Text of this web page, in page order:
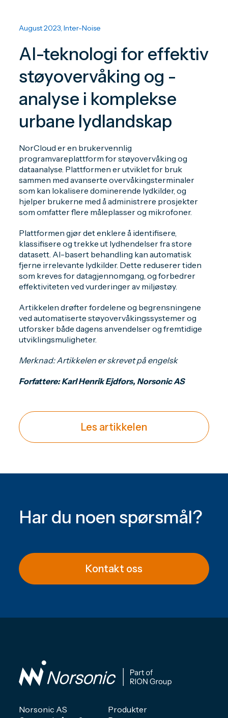
August 2023, Inter-Noise
AI-teknologi for effektiv
støyovervåking og -
analyse i komplekse
urbane lydlandskap
NorCloud er en brukervennlig
programvareplattform for støyovervåking og
dataanalyse. Plattformen er utviklet for bruk
sammen med avanserte overvåkingsterminaler
som kan lokalisere dominerende lydkilder, og
hjelper brukerne med å administrere prosjekter
som omfatter flere måleplasser og mikrofoner.
Plattformen gjør det enklere å identifisere,
klassifisere og trekke ut lydhendelser fra store
datasett. AI-basert behandling kan automatisk
fjerne irrelevante lydkilder. Dette reduserer tiden
som kreves for datagjennomgang, og forbedrer
effektiviteten ved vurderinger av miljøstøy.
Artikkelen drøfter fordelene og begrensningene
ved automatiserte støyovervåkingssystemer og
utforsker både dagens anvendelser og fremtidige
utviklingsmuligheter.
Merknad: Artikkelen er skrevet på engelsk
Forfattere: Karl Henrik Ejdfors, Norsonic AS
Les artikkelen
Har du noen spørsmål?
Kontakt oss
Norsonic AS
Produkter